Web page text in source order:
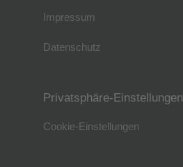
Impressum
Datenschutz
Privatsphäre-Einstellungen
Cookie-Einstellungen